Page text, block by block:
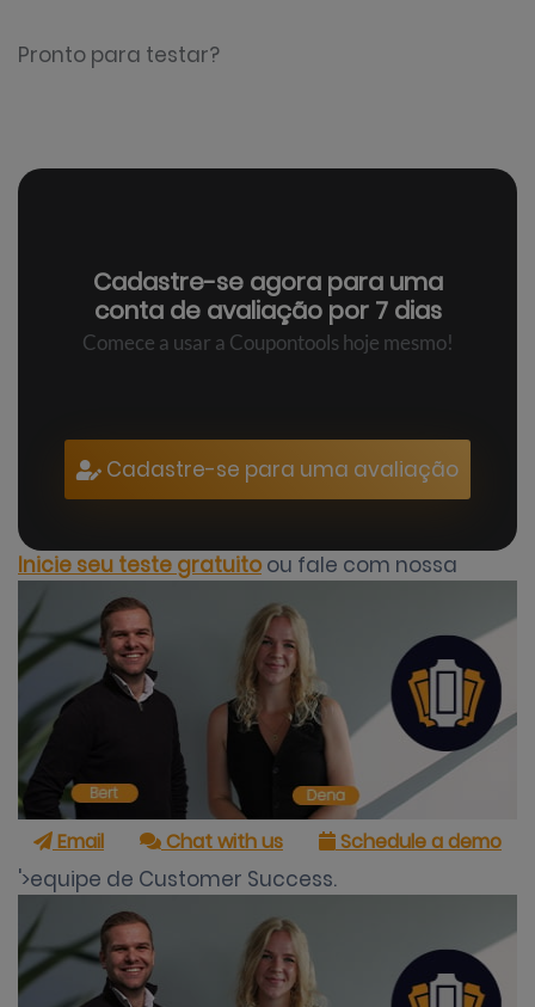
Pronto para testar?
Cadastre-se agora para uma
conta de avaliação por 7 dias
Comece a usar a Coupontools hoje mesmo!
Cadastre-se para uma avaliação
Inicie seu teste gratuitoou fale com nossa
Email Chat with us Schedule a demo
'>equipe de Customer Success.